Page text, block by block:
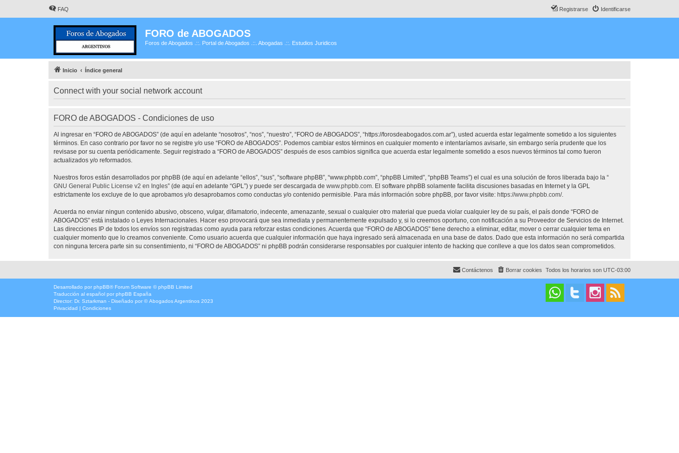
FAQ Identificarse
Registrarse
FORO de ABOGADOS
Foros de Abogados .::. Portal de Abogados .::. Abogadas .::. Estudios Juridicos
Inicio Índice general
Connect with your social network account
FORO de ABOGADOS - Condiciones de uso
Al ingresar en “FORO de ABOGADOS” (de aquí en adelante “nosotros”, “nos”, “nuestro”, “FORO de ABOGADOS”, “https://forosdeabogados.com.ar”), usted acuerda estar legalmente sometido a los siguientes
términos. En caso contrario por favor no se registre y/o use “FORO de ABOGADOS”. Podemos cambiar estos términos en cualquier momento e intentaríamos avisarle, sin embargo sería prudente que los
revisase por su cuenta periódicamente. Seguir registrado a “FORO de ABOGADOS” después de esos cambios significa que acuerda estar legalmente sometido a esos nuevos términos tal como fueron
actualizados y/o reformados.
Nuestros foros están desarrollados por phpBB (de aquí en adelante “ellos”, “sus”, “software phpBB”, “www.phpbb.com”, “phpBB Limited”, “phpBB Teams”) el cual es una solución de foros liberada bajo la “
GNU General Public License v2 en Ingles” (de aquí en adelante “GPL”) y puede ser descargada de www.phpbb.com. El software phpBB solamente facilita discusiones basadas en Internet y la GPL
estrictamente los excluye de lo que aprobamos y/o desaprobamos como conductas y/o contenido permisible. Para más información sobre phpBB, por favor visite: https://www.phpbb.com/.
Acuerda no enviar ningun contenido abusivo, obsceno, vulgar, difamatorio, indecente, amenazante, sexual o cualquier otro material que pueda violar cualquier ley de su país, el país donde “FORO de
ABOGADOS” está instalado o Leyes Internacionales. Hacer eso provocará que sea inmediata y permanentemente expulsado y, si lo creemos oportuno, con notificación a su Proveedor de Servicios de Internet.
Las direcciones IP de todos los envíos son registradas como ayuda para reforzar estas condiciones. Acuerda que “FORO de ABOGADOS” tiene derecho a eliminar, editar, mover o cerrar cualquier tema en
cualquier momento que lo creamos conveniente. Como usuario acuerda que cualquier información que haya ingresado será almacenada en una base de datos. Dado que esta información no será compartida
con ninguna tercera parte sin su consentimiento, ni “FORO de ABOGADOS” ni phpBB podrán considerarse responsables por cualquier intento de hacking que conlleve a que los datos sean comprometidos.
Todos los horarios son UTC-03:00
Borrar cookies
Contáctenos
Desarrollado por phpBB® Forum Software © phpBB Limited
Traducción al español por phpBB España
Director: Dr. Sztarkman - Diseñado por ©Abogados Argentinos 2023
Privacidad | Condiciones